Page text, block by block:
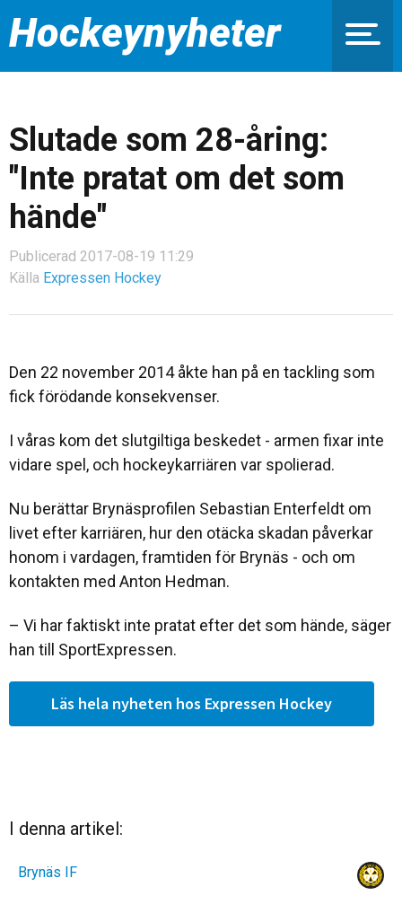
Hockeynyheter
Slutade som 28-åring:
"Inte pratat om det som
hände"
Publicerad 2017-08-19 11:29
Källa Expressen Hockey
Den 22 november 2014 åkte han på en tackling som
fick förödande konsekvenser.
I våras kom det slutgiltiga beskedet - armen fixar inte
vidare spel, och hockeykarriären var spolierad.
Nu berättar Brynäsprofilen Sebastian Enterfeldt om
livet efter karriären, hur den otäcka skadan påverkar
honom i vardagen, framtiden för Brynäs - och om
kontakten med Anton Hedman.
– Vi har faktiskt inte pratat efter det som hände, säger
han till SportExpressen.
Läs hela nyheten hos Expressen Hockey
I denna artikel:
Brynäs IF